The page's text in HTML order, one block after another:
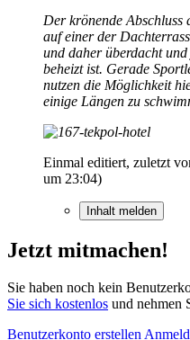
Der krönende Abschluss
auf einer der
und daher überdacht
beheizt ist. Gerade
nutzen die Möglichkeit
einige Längen zu
Einmal editiert, zuletzt
um 23:04)
Inhalt melden
Jetzt mitmachen!
Sie haben noch kein
Sie sich kostenlos und nehmen
Benutzerkonto erstellen